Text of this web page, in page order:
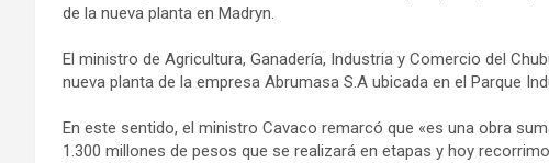
de la nueva planta en Madryn.
El ministro de Agricultura, Ganadería, Industria y Comercio del
nueva planta de la empresa Abrumasa S.A ubicada en el Parque
En este sentido, el ministro Cavaco remarcó que «es una obra
1.300 millones de pesos que se realizará en etapas y hoy